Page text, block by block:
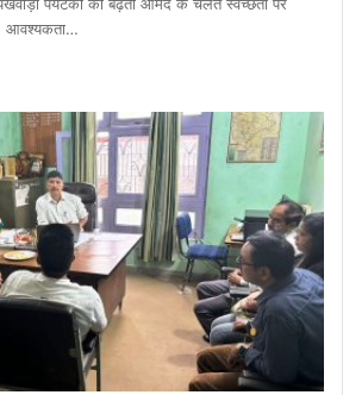
पर्यटकों की बढ़ती आमद के चलते स्वच्छता पर
आवश्यकता…